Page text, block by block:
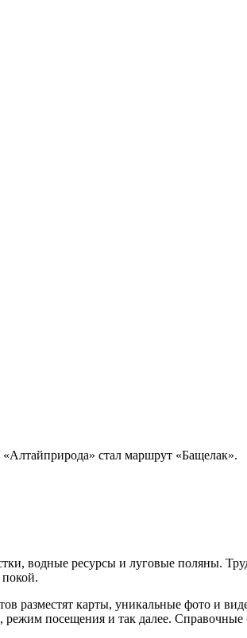
стал маршрут «Бащелак».
водные ресурсы и луговые поляны.
разместят карты, уникальные фото и
посещения и так далее. Справочные